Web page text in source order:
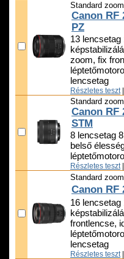
Standard zoom
Canon RF
PZ
13 lencsetag
zoom, fix
lencsetag
Részletes teszt
Standard zoom
Canon RF
STM
8 lencsetag
belső
Részletes teszt
Standard zoom
Canon RF
16 lencsetag
frontlencse,
lencsetag
Részletes teszt